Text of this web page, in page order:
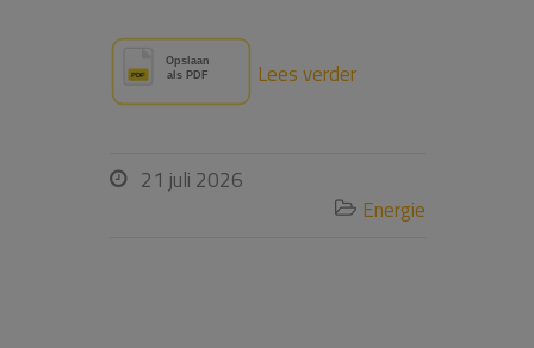
Lees verder
 21 juli 2026
 Energie